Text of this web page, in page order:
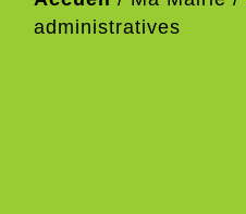
administratives